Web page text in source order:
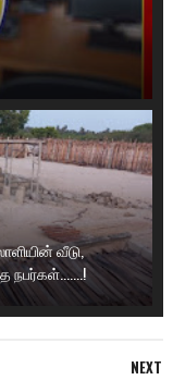
வீடு,
நபர்கள்.......!
NEXT